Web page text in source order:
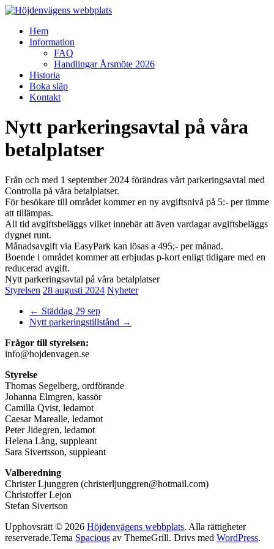
Hoppa
innehåll
Höjdenvägens
webbplats
Höjdenvägen
Meny
Hem
Information
FAQ
Handlingar Årsmöte 2026
Historia
Boka släp
Kontakt
Nytt parkeringsavtal på våra
betalplatser
Från och med 1 september 2024 förändras vårt parkeringsavtal med
Controlla på våra betalplatser.
För besökare till området kommer en ny avgiftsnivå på 5:- per timme
att tillämpas.
All tid avgiftsbeläggs vilket innebär att även vardagar avgiftsbeläggs
dygnet runt.
Månadsavgift via EasyPark kan lösas a 495;- per månad.
Boende i området kommer att erbjudas p-kort enligt tidigare med en
reducerad avgift.
Nytt parkeringsavtal på våra betalplatser
Styrelsen 28 augusti 2024 Nyheter
← Städdag 29 sep
Nytt parkeringstillstånd →
Frågor till styrelsen:
info@hojdenvagen.se
Styrelse
Thomas Segelberg, ordförande
Johanna Elmgren, kassör
Camilla Qvist, ledamot
Caesar Marealle, ledamot
Peter Jidegren, ledamot
Helena Lång, suppleant
Sara Sivertsson, suppleant
Valberedning
Christer Ljunggren (christerljunggren@hotmail.com)
Christoffer Lejon
Stefan Sivertson
Upphovsrätt © 2026 Höjdenvägens webbplats. Alla rättigheter
reserverade.Tema Spacious av ThemeGrill. Drivs med WordPress.